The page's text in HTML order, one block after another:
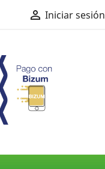
 Iniciar sesión